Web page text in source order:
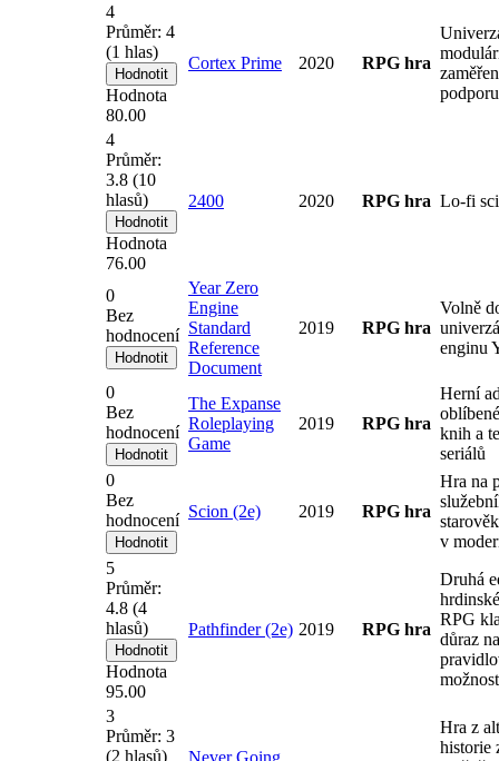
4
Průměr: 4
(1 hlas)
Hodnota
80.00
Cortex Prime 2020 RPG hra
4
Průměr:
3.8 (10
hlasů)
Hodnota
76.00
2400 2020 RPG hra Lo-fi
0
Bez
hodnocení
Year Zero
Engine
Standard
Reference
Document
2019 RPG hra
Volně
enginu
0
Bez
hodnocení
The Expanse
Roleplaying
Game
2019 RPG hra
Herní
knih a
seriálů
0
Bez
hodnocení Scion (2e) 2019 RPG hra
Hra na
v
5
Průměr:
4.8 (4
hlasů)
Hodnota
95.00
Pathfinder (2e) 2019 RPG hra
Druhá
RPG
důraz
3
Průměr: 3
(2 hlasů) Never Going
Hra z
historie